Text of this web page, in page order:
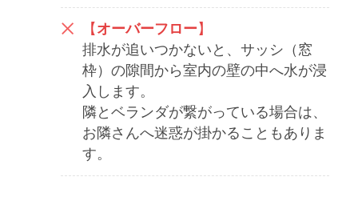
【 オーバーフロー 】
排水が追いつかないと、サッシ（窓
枠）の隙間から室内の壁の中へ水が浸
入します。
隣とベランダが繋がっている場合は、
お隣さんへ迷惑が掛かることもありま
す。